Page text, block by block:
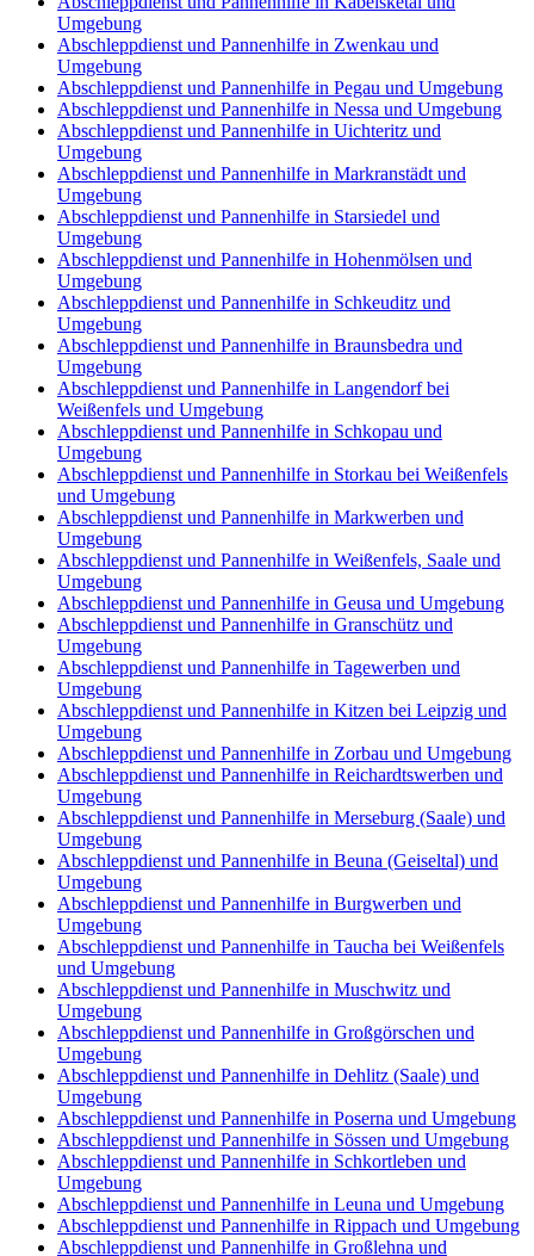
Umgebung
Abschleppdienst und Pannenhilfe in Zwenkau und
Umgebung
Abschleppdienst und Pannenhilfe in Pegau und Umgebung
Abschleppdienst und Pannenhilfe in Nessa und Umgebung
Abschleppdienst und Pannenhilfe in Uichteritz und
Umgebung
Abschleppdienst und Pannenhilfe in Markranstädt und
Umgebung
Abschleppdienst und Pannenhilfe in Starsiedel und
Umgebung
Abschleppdienst und Pannenhilfe in Hohenmölsen und
Umgebung
Abschleppdienst und Pannenhilfe in Schkeuditz und
Umgebung
Abschleppdienst und Pannenhilfe in Braunsbedra und
Umgebung
Abschleppdienst und Pannenhilfe in Langendorf bei
Weißenfels und Umgebung
Abschleppdienst und Pannenhilfe in Schkopau und
Umgebung
Abschleppdienst und Pannenhilfe in Storkau bei Weißenfels
und Umgebung
Abschleppdienst und Pannenhilfe in Markwerben und
Umgebung
Abschleppdienst und Pannenhilfe in Weißenfels, Saale und
Umgebung
Abschleppdienst und Pannenhilfe in Geusa und Umgebung
Abschleppdienst und Pannenhilfe in Granschütz und
Umgebung
Abschleppdienst und Pannenhilfe in Tagewerben und
Umgebung
Abschleppdienst und Pannenhilfe in Kitzen bei Leipzig und
Umgebung
Abschleppdienst und Pannenhilfe in Zorbau und Umgebung
Abschleppdienst und Pannenhilfe in Reichardtswerben und
Umgebung
Abschleppdienst und Pannenhilfe in Merseburg (Saale) und
Umgebung
Abschleppdienst und Pannenhilfe in Beuna (Geiseltal) und
Umgebung
Abschleppdienst und Pannenhilfe in Burgwerben und
Umgebung
Abschleppdienst und Pannenhilfe in Taucha bei Weißenfels
und Umgebung
Abschleppdienst und Pannenhilfe in Muschwitz und
Umgebung
Abschleppdienst und Pannenhilfe in Großgörschen und
Umgebung
Abschleppdienst und Pannenhilfe in Dehlitz (Saale) und
Umgebung
Abschleppdienst und Pannenhilfe in Poserna und Umgebung
Abschleppdienst und Pannenhilfe in Sössen und Umgebung
Abschleppdienst und Pannenhilfe in Schkortleben und
Umgebung
Abschleppdienst und Pannenhilfe in Leuna und Umgebung
Abschleppdienst und Pannenhilfe in Rippach und Umgebung
Abschleppdienst und Pannenhilfe in Großlehna und